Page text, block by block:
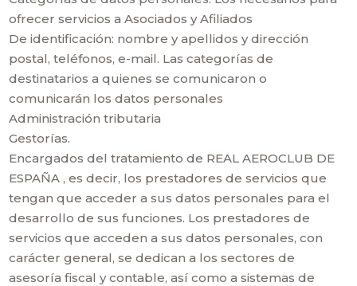
ofrecer servicios a Asociados y Afiliados
De identificación: nombre y apellidos y dirección
postal, teléfonos, e-mail. Las categorías de
destinatarios a quienes se comunicaron o
comunicarán los datos personales
Administración tributaria
Gestorías.
Encargados del tratamiento de REAL AEROCLUB DE
ESPAÑA , es decir, los prestadores de servicios que
tengan que acceder a sus datos personales para el
desarrollo de sus funciones. Los prestadores de
servicios que acceden a sus datos personales, con
carácter general, se dedican a los sectores de
asesoría fiscal y contable, así como a sistemas de